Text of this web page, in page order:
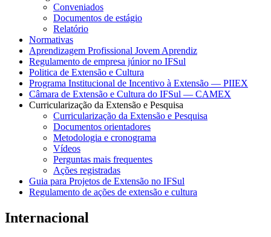
Conveniados
Documentos de estágio
Relatório
Normativas
Aprendizagem Profissional Jovem Aprendiz
Regulamento de empresa júnior no IFSul
Politica de Extensão e Cultura
Programa Institucional de Incentivo à Extensão — PIIEX
Câmara de Extensão e Cultura do IFSul — CAMEX
Curricularização da Extensão e Pesquisa
Curricularização da Extensão e Pesquisa
Documentos orientadores
Metodologia e cronograma
Vídeos
Perguntas mais frequentes
Ações registradas
Guia para Projetos de Extensão no IFSul
Regulamento de ações de extensão e cultura
Internacional